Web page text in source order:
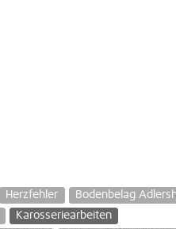
Herzfehler
Bodenbelag
Karosseriearbeiten